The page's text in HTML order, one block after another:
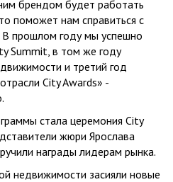
брендом будет работать
поможет нам справиться с
прошлом году мы успешно
Summit, в том же году
и третий год
City Awards» -
стала церемония City
жюри Ярослава
награды лидерам рынка.
недвижимости засияли новые